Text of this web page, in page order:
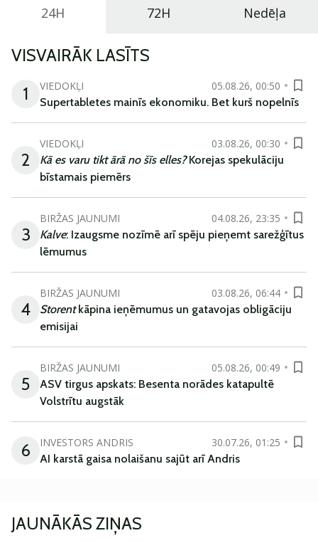
24H 72H Nedēļa
VISVAIRĀK LASĪTS
1
VIEDOKĻI
05.08.26, 00:50
Supertabletes mainīs ekonomiku. Bet kurš nopelnīs
2
VIEDOKĻI
03.08.26, 00:30
Kā es varu tikt ārā no šīs elles?Korejas spekulāciju
bīstamais piemērs
3
BIRŽAS JAUNUMI
04.08.26, 23:35
Kalve: Izaugsme nozīmē arī spēju pieņemt sarežģītus
lēmumus
4
BIRŽAS JAUNUMI
03.08.26, 06:44
Storentkāpina ieņēmumus un gatavojas obligāciju
emisijai
5
BIRŽAS JAUNUMI
05.08.26, 00:49
ASV tirgus apskats: Besenta norādes katapultē
Volstrītu augstāk
6 INVESTORS ANDRIS
30.07.26, 01:25
AI karstā gaisa nolaišanu sajūt arī Andris
JAUNĀKĀS ZIŅAS